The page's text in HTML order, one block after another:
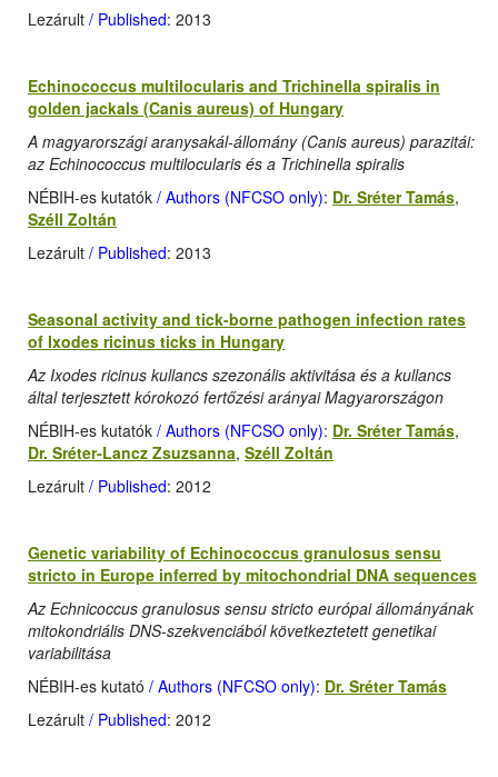
Lezárult / Published: 2013
Echinococcus multilocularis and Trichinella spiralis in
golden jackals (Canis aureus) of Hungary
A magyarországi aranysakál-állomány (Canis aureus) parazitái:
az Echinococcus multilocularis és a Trichinella spiralis
NÉBIH-es kutatók / Authors (NFCSO only): Dr. Sréter Tamás,
Széll Zoltán
Lezárult / Published: 2013
Seasonal activity and tick-borne pathogen infection rates
of Ixodes ricinus ticks in Hungary
Az Ixodes ricinus kullancs szezonális aktivitása és a kullancs
által terjesztett kórokozó fertőzési arányai Magyarországon
NÉBIH-es kutatók / Authors (NFCSO only): Dr. Sréter Tamás,
Dr. Sréter-Lancz Zsuzsanna, Széll Zoltán
Lezárult / Published: 2012
Genetic variability of Echinococcus granulosus sensu
stricto in Europe inferred by mitochondrial DNA sequences
Az Echnicoccus granulosus sensu stricto európai állományának
mitokondriális DNS-szekvenciából következtetett genetikai
variabilitása
NÉBIH-es kutató / Authors (NFCSO only): Dr. Sréter Tamás
Lezárult / Published: 2012